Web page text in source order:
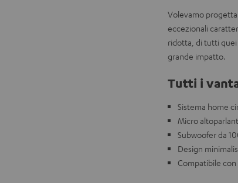
Volevamo
eccezionali
ridotta, di tutti quei
grande impatto.
Tutti i
Sistema home
Micro
Subwoofer da
Design
Compatibile